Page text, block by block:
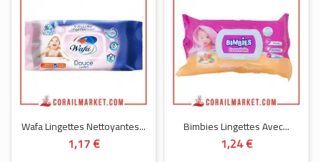
Wafa Lingettes Nettoyantes...
1,17 €
Bimbies Lingettes Avec...
1,24 €